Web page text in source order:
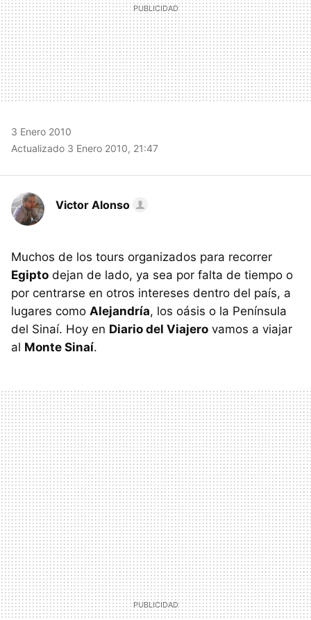
3 Enero 2010
Actualizado 3 Enero 2010, 21:47
Victor Alonso
Muchos de los tours organizados para recorrer
Egipto dejan de lado, ya sea por falta de tiempo o
por centrarse en otros intereses dentro del país, a
lugares como Alejandría, los oásis o la Península
del Sinaí. Hoy en Diario del Viajero vamos a viajar
al Monte Sinaí.